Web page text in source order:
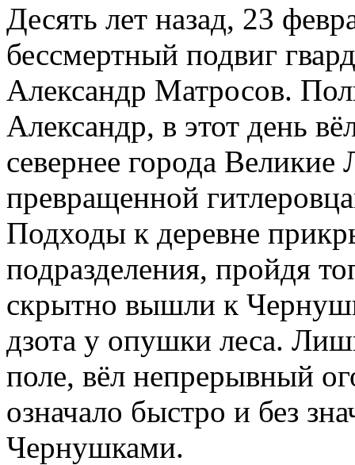
Десять лет назад, 23
бессмертный подвиг
Александр Матросов.
Александр, в этот день
севернее города
превращенной
Подходы к деревне
подразделения, пройдя
скрытно вышли к
дзота у опушки леса.
поле, вёл непрерывный
означало быстро и без
Чернушками.